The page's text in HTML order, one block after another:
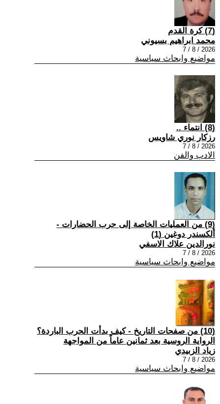
(7) كرة القدم
محمد ابراهيم بسيوني
2026 / 8 / 7
مواضيع وابحاث سياسية
(8) انتماء ..
رزكار نوري شاويس
2026 / 8 / 7
الادب والفن
(9) من العمليات الخاصة إلى حرب الحضارات -
ألكسندر دوغين (1)
نورالدين علاك الاسفي
2026 / 8 / 7
مواضيع وابحاث سياسية
(10) من صفحات التاريخ - كيف بدأت الحرب الباردة؟
الرواية الروسية بعد ثمانين عاماً من المواجهة
زياد الزبيدي
2026 / 8 / 7
مواضيع وابحاث سياسية